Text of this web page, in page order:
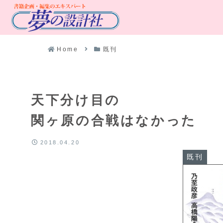
Home 既刊
天下分け目の
関ヶ原の合戦はなかった
既刊
2018.04.20